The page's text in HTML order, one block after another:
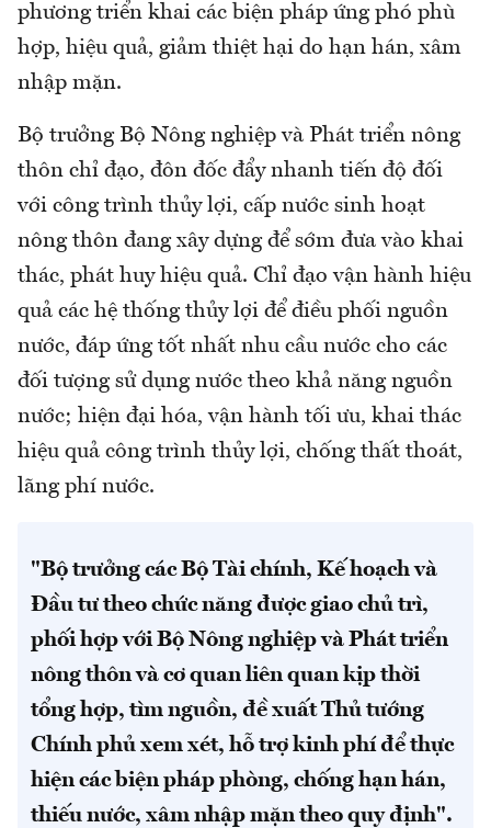
phương triển khai các biện pháp ứng phó phù
hợp, hiệu quả, giảm thiệt hại do hạn hán, xâm
nhập mặn.
Bộ trưởng Bộ Nông nghiệp và Phát triển nông
thôn chỉ đạo, đôn đốc đẩy nhanh tiến độ đối
với công trình thủy lợi, cấp nước sinh hoạt
nông thôn đang xây dựng để sớm đưa vào khai
thác, phát huy hiệu quả. Chỉ đạo vận hành hiệu
quả các hệ thống thủy lợi để điều phối nguồn
nước, đáp ứng tốt nhất nhu cầu nước cho các
đối tượng sử dụng nước theo khả năng nguồn
nước; hiện đại hóa, vận hành tối ưu, khai thác
hiệu quả công trình thủy lợi, chống thất thoát,
lãng phí nước.
"Bộ trưởng các Bộ Tài chính, Kế hoạch và
Đầu tư theo chức năng được giao chủ trì,
phối hợp với Bộ Nông nghiệp và Phát triển
nông thôn và cơ quan liên quan kịp thời
tổng hợp, tìm nguồn, đề xuất Thủ tướng
Chính phủ xem xét, hỗ trợ kinh phí để thực
hiện các biện pháp phòng, chống hạn hán,
thiếu nước, xâm nhập mặn theo quy định".